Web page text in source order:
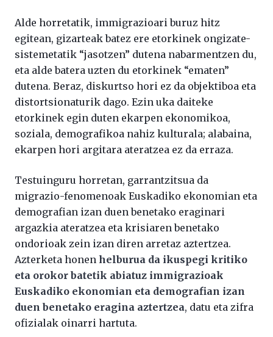
Alde horretatik, immigrazioari buruz hitz
egitean, gizarteak batez ere etorkinek ongizate-
sistemetatik “jasotzen” dutena nabarmentzen du,
eta alde batera uzten du etorkinek “ematen”
dutena. Beraz, diskurtso hori ez da objektiboa eta
distortsionaturik dago. Ezin uka daiteke
etorkinek egin duten ekarpen ekonomikoa,
soziala, demografikoa nahiz kulturala; alabaina,
ekarpen hori argitara ateratzea ez da erraza.
Testuinguru horretan, garrantzitsua da
migrazio-fenomenoak Euskadiko ekonomian eta
demografian izan duen benetako eraginari
argazkia ateratzea eta krisiaren benetako
ondorioak zein izan diren arretaz aztertzea.
Azterketa honen helburua da ikuspegi kritiko
eta orokor batetik abiatuz immigrazioak
Euskadiko ekonomian eta demografian izan
duen benetako eragina aztertzea, datu eta zifra
ofizialak oinarri hartuta.